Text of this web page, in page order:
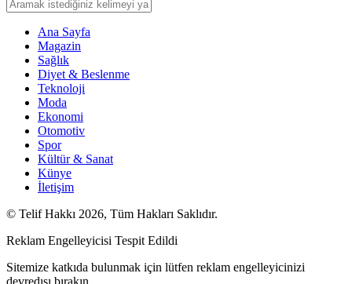
Ana Sayfa
Magazin
Sağlık
Diyet & Beslenme
Teknoloji
Moda
Ekonomi
Otomotiv
Spor
Kültür & Sanat
Künye
İletişim
© Telif Hakkı 2026, Tüm Hakları Saklıdır.
Reklam Engelleyicisi Tespit Edildi
Sitemize katkıda bulunmak için lütfen reklam engelleyicinizi